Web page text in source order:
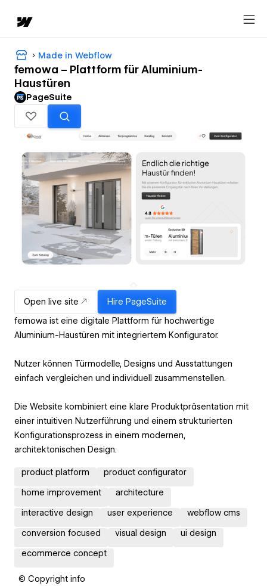
Made in Webflow
femowa – Plattform für Aluminium-
Haustüren
PageSuite
Open live site Hire PageSuite
femowa ist eine digitale Plattform für hochwertige
Aluminium-Haustüren mit integriertem Konfigurator.
Nutzer können Türmodelle, Designs und Ausstattungen
einfach vergleichen und individuell zusammenstellen.
Die Website kombiniert eine klare Produktpräsentation mit
einer intuitiven Nutzerführung und einem strukturierten
Konfigurationsprozess in einem modernen,
architektonischen Design.
product platform product configurator
home improvement architecture
interactive design user experience webflow cms
conversion focused visual design ui design
ecommerce concept
© Copyright info